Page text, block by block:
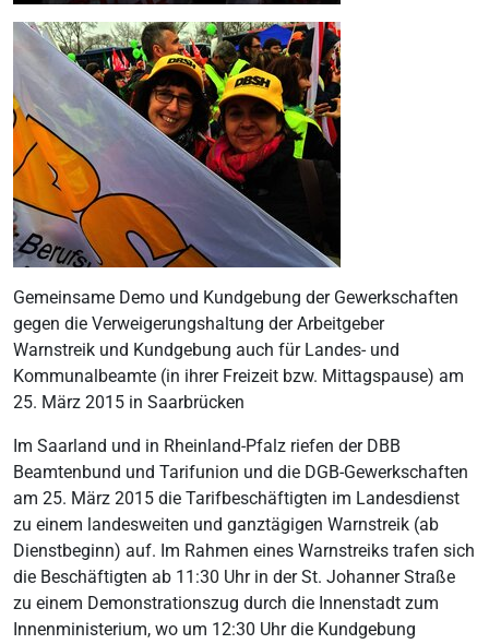
Gemeinsame Demo und Kundgebung der Gewerkschaften
gegen die Verweigerungshaltung der Arbeitgeber
Warnstreik und Kundgebung auch für Landes- und
Kommunalbeamte (in ihrer Freizeit bzw. Mittagspause) am
25. März 2015 in Saarbrücken
Im Saarland und in Rheinland-Pfalz riefen der DBB
Beamtenbund und Tarifunion und die DGB-Gewerkschaften
am 25. März 2015 die Tarifbeschäftigten im Landesdienst
zu einem landesweiten und ganztägigen Warnstreik (ab
Dienstbeginn) auf. Im Rahmen eines Warnstreiks trafen sich
die Beschäftigten ab 11:30 Uhr in der St. Johanner Straße
zu einem Demonstrationszug durch die Innenstadt zum
Innenministerium, wo um 12:30 Uhr die Kundgebung